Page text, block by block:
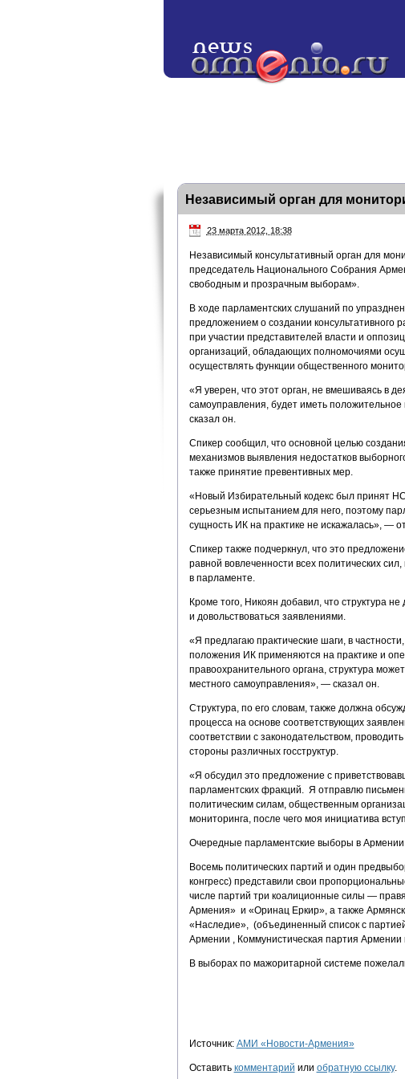
Независимый орган для
23 марта 2012, 18:38
Независимый консультативный орган для
председатель Национального Собрания
свободным и прозрачным выборам».
В ходе парламентских слушаний по
предложением о создании консультативного
при участии представителей власти и
организаций, обладающих полномочиями
осуществлять функции общественного
«Я уверен, что этот орган, не вмешиваясь в
самоуправления, будет иметь
сказал он.
Спикер сообщил, что основной целью
механизмов выявления недостатков
также принятие превентивных мер.
«Новый Избирательный кодекс был принят
серьезным испытанием для него, поэтому
сущность ИК на практике не искажалась», —
Спикер также подчеркнул, что это
равной вовлеченности всех политических
в парламенте.
Кроме того, Никоян добавил, что структура
и довольствоваться заявлениями.
«Я предлагаю практические шаги, в
положения ИК применяются на практике и
правоохранительного органа, структура
местного самоуправления», — сказал он.
Структура, по его словам, также должна
процесса на основе соответствующих
соответствии с законодательством,
стороны различных госструктур.
«Я обсудил это предложение с
парламентских фракций. Я отправлю
политическим силам, общественным
мониторинга, после чего моя инициатива
Очередные парламентские выборы в Армении
Восемь политических партий и один
конгресс) представили свои
числе партий три коалиционные силы —
Армения» и «Оринац Еркир», а также
«Наследие», (объединенный список с
Армении , Коммунистическая партия
В выборах по мажоритарной системе
Источник: АМИ «Новости-Армения»
Оставить комментарий или обратную ссылку.